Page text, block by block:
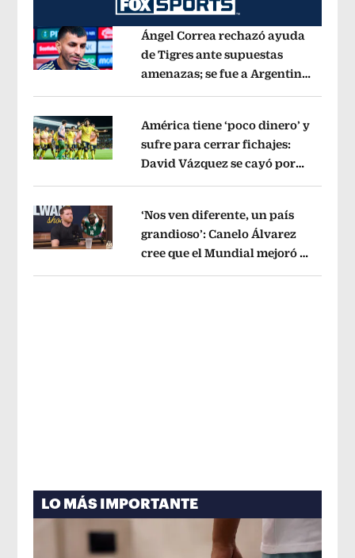
Opens in new window
Ángel Correa rechazó ayuda
de Tigres ante supuestas
amenazas; se fue a Argentina
Opens in new window
América tiene ‘poco dinero’ y
sufre para cerrar fichajes:
David Vázquez se cayó por
Opens in new window
‘Nos ven diferente, un país
grandioso’: Canelo Álvarez
cree que el Mundial mejoró la
LO MÁS IMPORTANTE